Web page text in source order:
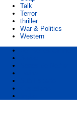
Talk
Terror
thriller
War & Politics
Western